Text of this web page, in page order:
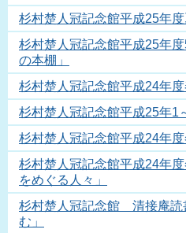
杉村楚人冠記念館平成25年
杉村楚人冠記念館平成25年
の本棚」
杉村楚人冠記念館平成24年
杉村楚人冠記念館平成25年1
杉村楚人冠記念館平成24年
杉村楚人冠記念館平成24年
をめぐる人々」
杉村楚人冠記念館 清接庵読
む」